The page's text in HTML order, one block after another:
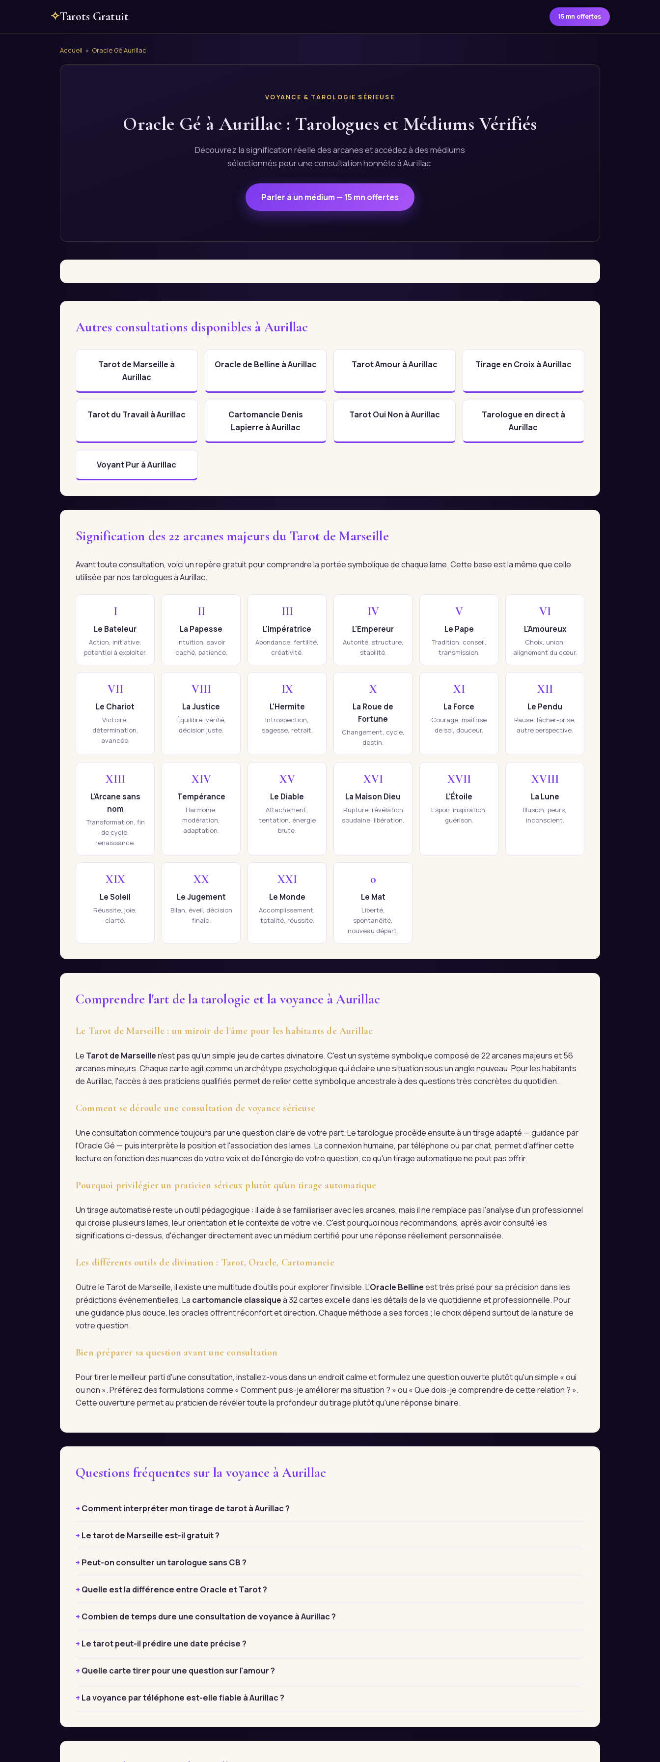
✧Tarots Gratuit 15 mn offertes
Accueil » Oracle Gé Aurillac
VOYANCE & TAROLOGIE SÉRIEUSE
Oracle Gé à Aurillac : Tarologues et Médiums Vérifiés
Découvrez la signification réelle des arcanes et accédez à des médiums
sélectionnés pour une consultation honnête à Aurillac.
Parler à un médium — 15 mn offertes
Autres consultations disponibles à Aurillac
Tarot de Marseille à
Aurillac
Oracle de Belline à Aurillac Tarot Amour à Aurillac Tirage en Croix à Aurillac
Tarot du Travail à Aurillac
Cartomancie Denis
Lapierre à Aurillac
Tarot Oui Non à Aurillac
Tarologue en direct à
Aurillac
Voyant Pur à Aurillac
Signification des 22 arcanes majeurs du Tarot de Marseille
Avant toute consultation, voici un repère gratuit pour comprendre la portée symbolique de chaque lame. Cette base est la même que celle
utilisée par nos tarologues à Aurillac.
I
Le Bateleur
Action, initiative,
potentiel à exploiter.
II
La Papesse
Intuition, savoir
caché, patience.
III
L'Impératrice
Abondance, fertilité,
créativité.
IV
L'Empereur
Autorité, structure,
stabilité.
V
Le Pape
Tradition, conseil,
transmission.
VI
L'Amoureux
Choix, union,
alignement du cœur.
VII
Le Chariot
Victoire,
détermination,
avancée.
VIII
La Justice
Équilibre, vérité,
décision juste.
IX
L'Hermite
Introspection,
sagesse, retrait.
X
La Roue de
Fortune
Changement, cycle,
destin.
XI
La Force
Courage, maîtrise
de soi, douceur.
XII
Le Pendu
Pause, lâcher-prise,
autre perspective.
XIII
L'Arcane sans
nom
Transformation, fin
de cycle,
renaissance.
XIV
Tempérance
Harmonie,
modération,
adaptation.
XV
Le Diable
Attachement,
tentation, énergie
brute.
XVI
La Maison Dieu
Rupture, révélation
soudaine, libération.
XVII
L'Étoile
Espoir, inspiration,
guérison.
XVIII
La Lune
Illusion, peurs,
inconscient.
XIX
Le Soleil
Réussite, joie,
clarté.
XX
Le Jugement
Bilan, éveil, décision
finale.
XXI
Le Monde
Accomplissement,
totalité, réussite.
0
Le Mat
Liberté,
spontanéité,
nouveau départ.
Comprendre l'art de la tarologie et la voyance à Aurillac
Le Tarot de Marseille : un miroir de l'âme pour les habitants de Aurillac
Le Tarot de Marseillen'est pas qu'un simple jeu de cartes divinatoire. C'est un système symbolique composé de 22 arcanes majeurs et 56
arcanes mineurs. Chaque carte agit comme un archétype psychologique qui éclaire une situation sous un angle nouveau. Pour les habitants
de Aurillac, l'accès à des praticiens qualifiés permet de relier cette symbolique ancestrale à des questions très concrètes du quotidien.
Comment se déroule une consultation de voyance sérieuse
Une consultation commence toujours par une question claire de votre part. Le tarologue procède ensuite à un tirage adapté — guidance par
l'Oracle Gé — puis interprète la position et l'association des lames. La connexion humaine, par téléphone ou par chat, permet d'affiner cette
lecture en fonction des nuances de votre voix et de l'énergie de votre question, ce qu'un tirage automatique ne peut pas offrir.
Pourquoi privilégier un praticien sérieux plutôt qu'un tirage automatique
Un tirage automatisé reste un outil pédagogique : il aide à se familiariser avec les arcanes, mais il ne remplace pas l'analyse d'un professionnel
qui croise plusieurs lames, leur orientation et le contexte de votre vie. C'est pourquoi nous recommandons, après avoir consulté les
significations ci-dessus, d'échanger directement avec un médium certifié pour une réponse réellement personnalisée.
Les différents outils de divination : Tarot, Oracle, Cartomancie
Outre le Tarot de Marseille, il existe une multitude d'outils pour explorer l'invisible. L'Oracle Bellineest très prisé pour sa précision dans les
prédictions événementielles. La cartomancie classiqueà 32 cartes excelle dans les détails de la vie quotidienne et professionnelle. Pour
une guidance plus douce, les oracles offrent réconfort et direction. Chaque méthode a ses forces ; le choix dépend surtout de la nature de
votre question.
Bien préparer sa question avant une consultation
Pour tirer le meilleur parti d'une consultation, installez-vous dans un endroit calme et formulez une question ouverte plutôt qu'un simple « oui
ou non ». Préférez des formulations comme « Comment puis-je améliorer ma situation ? » ou « Que dois-je comprendre de cette relation ? ».
Cette ouverture permet au praticien de révéler toute la profondeur du tirage plutôt qu'une réponse binaire.
Questions fréquentes sur la voyance à Aurillac
Comment interpréter mon tirage de tarot à Aurillac ?
Le tarot de Marseille est-il gratuit ?
Peut-on consulter un tarologue sans CB ?
Quelle est la différence entre Oracle et Tarot ?
Combien de temps dure une consultation de voyance à Aurillac ?
Le tarot peut-il prédire une date précise ?
Quelle carte tirer pour une question sur l'amour ?
La voyance par téléphone est-elle fiable à Aurillac ?